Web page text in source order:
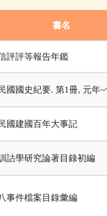
書名
評評等報告年鑑
國國史紀要. 第1冊, 元年~
國建國百年大事記
詁學研究論著目錄初編
事件檔案目錄彙編